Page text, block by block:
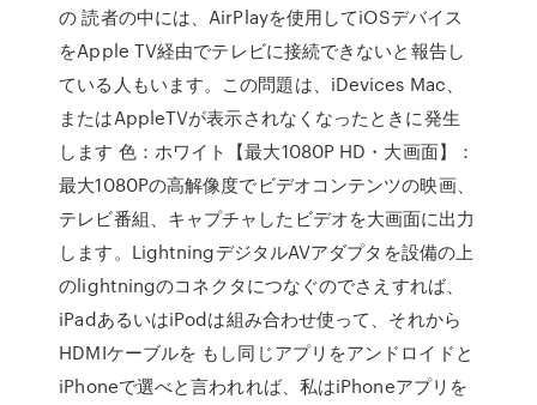
の 読者の中には、AirPlayを使用してiOSデバイス
をApple TV経由でテレビに接続できないと報告し
ている人もいます。この問題は、iDevices Mac、
またはAppleTVが表示されなくなったときに発生
します 色：ホワイト【最大1080P HD・大画面】：
最大1080Pの高解像度でビデオコンテンツの映画、
テレビ番組、キャプチャしたビデオを大画面に出力
します。LightningデジタルAVアダプタを設備の上
のlightningのコネクタにつなぐのでさえすれば、
iPadあるいはiPodは組み合わせ使って、それから
HDMIケーブルを もし同じアプリをアンドロイドと
iPhoneで選べと言われれば、私はiPhoneアプリを